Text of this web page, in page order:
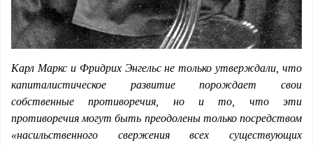
Карл Маркс и Фридрих Энгельс не только утверждали, что
капиталистическое развитие порождает свои
собственные противоречия, но и то, что эти
противоречия могут быть преодолены только посредством
«насильственного свержения всех существующих